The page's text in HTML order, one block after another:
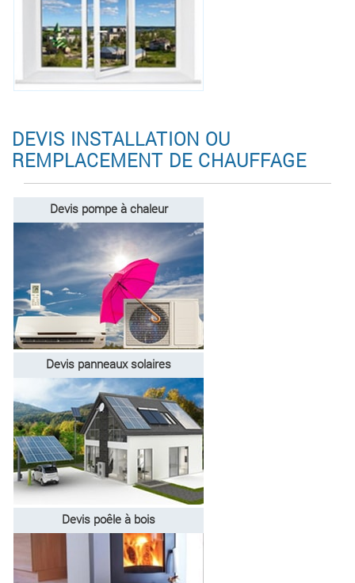
DEVIS INSTALLATION OU
REMPLACEMENT DE CHAUFFAGE
Devis pompe à chaleur
Devis panneaux solaires
Devis poêle à bois